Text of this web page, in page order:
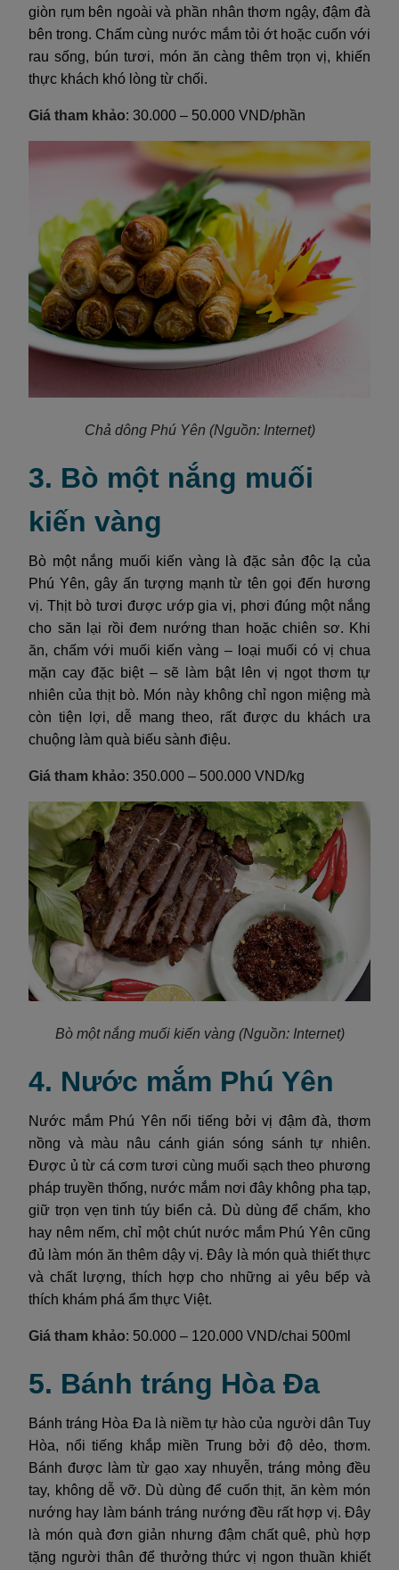
giòn rụm bên ngoài và phần nhân thơm ngậy, đậm đà
bên trong. Chấm cùng nước mắm tỏi ớt hoặc cuốn với
rau sống, bún tươi, món ăn càng thêm trọn vị, khiến
thực khách khó lòng từ chối.
Giá tham khảo: 30.000 – 50.000 VND/phần
Chả dông Phú Yên (Nguồn: Internet)
3. Bò một nắng muối
kiến vàng
Bò một nắng muối kiến vàng là đặc sản độc lạ của
Phú Yên, gây ấn tượng mạnh từ tên gọi đến hương
vị. Thịt bò tươi được ướp gia vị, phơi đúng một nắng
cho săn lại rồi đem nướng than hoặc chiên sơ. Khi
ăn, chấm với muối kiến vàng – loại muối có vị chua
mặn cay đặc biệt – sẽ làm bật lên vị ngọt thơm tự
nhiên của thịt bò. Món này không chỉ ngon miệng mà
còn tiện lợi, dễ mang theo, rất được du khách ưa
chuộng làm quà biếu sành điệu.
Giá tham khảo: 350.000 – 500.000 VND/kg
Bò một nắng muối kiến vàng(Nguồn: Internet)
4. Nước mắm Phú Yên
Nước mắm Phú Yên nổi tiếng bởi vị đậm đà, thơm
nồng và màu nâu cánh gián sóng sánh tự nhiên.
Được ủ từ cá cơm tươi cùng muối sạch theo phương
pháp truyền thống, nước mắm nơi đây không pha tạp,
giữ trọn vẹn tinh túy biển cả. Dù dùng để chấm, kho
hay nêm nếm, chỉ một chút nước mắm Phú Yên cũng
đủ làm món ăn thêm dậy vị. Đây là món quà thiết thực
và chất lượng, thích hợp cho những ai yêu bếp và
thích khám phá ẩm thực Việt.
Giá tham khảo: 50.000 – 120.000 VND/chai 500ml
5. Bánh tráng Hòa Đa
Bánh tráng Hòa Đa là niềm tự hào của người dân Tuy
Hòa, nổi tiếng khắp miền Trung bởi độ dẻo, thơm.
Bánh được làm từ gạo xay nhuyễn, tráng mỏng đều
tay, không dễ vỡ. Dù dùng để cuốn thịt, ăn kèm món
nướng hay làm bánh tráng nướng đều rất hợp vị. Đây
là món quà đơn giản nhưng đậm chất quê, phù hợp
tặng người thân để thưởng thức vị ngon thuần khiết